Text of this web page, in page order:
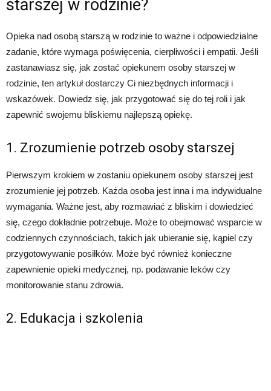
starszej w rodzinie?
Opieka nad osobą starszą w rodzinie to ważne i odpowiedzialne
zadanie, które wymaga poświęcenia, cierpliwości i empatii. Jeśli
zastanawiasz się, jak zostać opiekunem osoby starszej w
rodzinie, ten artykuł dostarczy Ci niezbędnych informacji i
wskazówek. Dowiedz się, jak przygotować się do tej roli i jak
zapewnić swojemu bliskiemu najlepszą opiekę.
1. Zrozumienie potrzeb osoby starszej
Pierwszym krokiem w zostaniu opiekunem osoby starszej jest
zrozumienie jej potrzeb. Każda osoba jest inna i ma indywidualne
wymagania. Ważne jest, aby rozmawiać z bliskim i dowiedzieć
się, czego dokładnie potrzebuje. Może to obejmować wsparcie w
codziennych czynnościach, takich jak ubieranie się, kąpiel czy
przygotowywanie posiłków. Może być również konieczne
zapewnienie opieki medycznej, np. podawanie leków czy
monitorowanie stanu zdrowia.
2. Edukacja i szkolenia